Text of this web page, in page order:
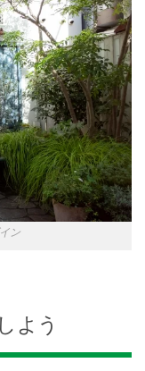
ン
よう